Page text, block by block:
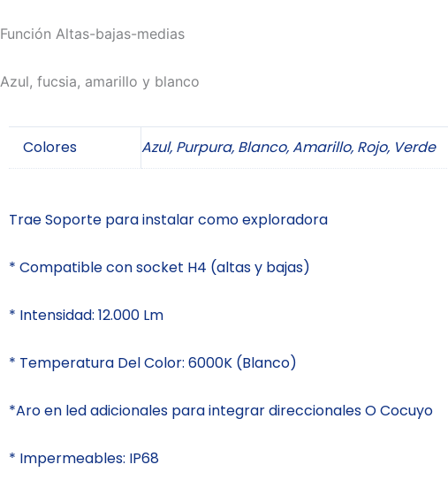
Función Altas-bajas-medias
Azul, fucsia, amarillo y blanco
Colores Azul, Purpura, Blanco, Amarillo, Rojo, Verde
Trae Soporte para instalar como exploradora
* Compatible con socket H4 (altas y bajas)
* Intensidad: 12.000 Lm
* Temperatura Del Color: 6000K (Blanco)
*Aro en led adicionales para integrar direccionales O Cocuyo
* Impermeables: IP68